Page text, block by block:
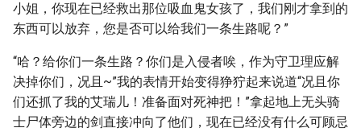
小姐，你现在已经救出那位吸血鬼女孩了，我们刚才拿到的
东西可以放弃，您是否可以给我们一条生路呢？”
“哈？给你们一条生路？你们是入侵者唉，作为守卫理应解
决掉你们，况且~”我的表情开始变得狰狞起来说道“况且你
们还抓了我的艾瑞儿！准备面对死神把！”拿起地上无头骑
士尸体旁边的剑直接冲向了他们，现在已经没有什么可顾忌